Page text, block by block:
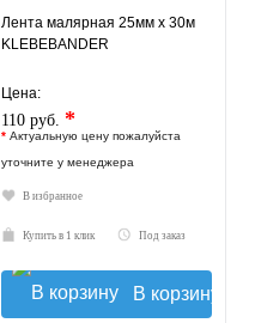
Лента малярная 25мм х 30м
KLEBEBANDER
Цена:
110 руб. *
* Актуальную цену пожалуйста
уточните у менеджера
В избранное
Купить в 1 клик Под заказ
В корзину